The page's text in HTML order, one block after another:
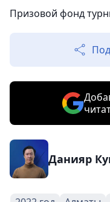
Призовой фонд
Данияр